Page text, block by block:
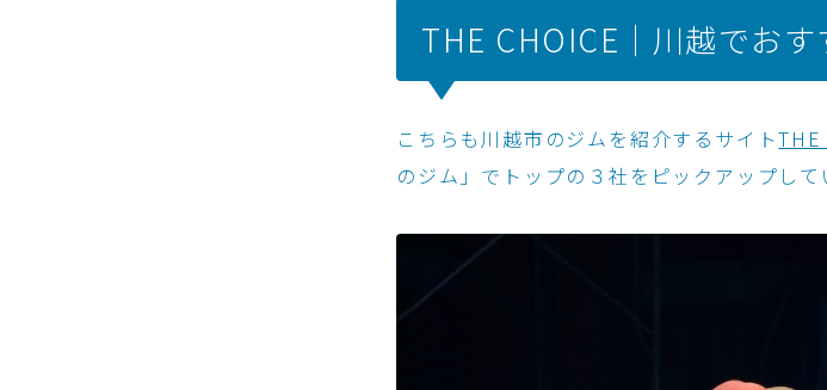
THE CHOICE｜川越でお
こちらも川越市のジムを紹介するサイトTHE
のジム」でトップの３社をピックアップして